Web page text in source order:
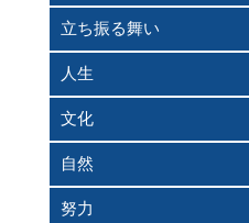
立ち振る舞い
人生
文化
自然
努力